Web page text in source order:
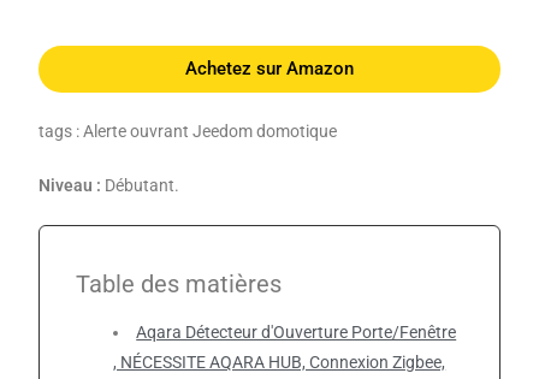
Achetez sur Amazon
tags : Alerte ouvrant Jeedom domotique
Niveau : Débutant.
Table des matières
Aqara Détecteur d'Ouverture Porte/Fenêtre
, NÉCESSITE AQARA HUB, Connexion Zigbee,